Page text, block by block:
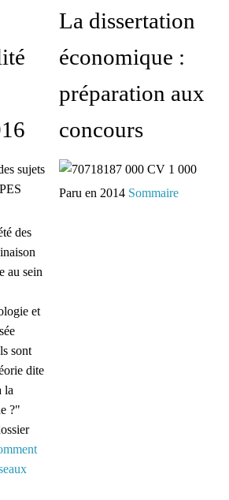
sujets
des
au sein
et
sont
dite
la
?"
La dissertation
économique :
préparation aux
concours
Paru en 2014 Sommaire